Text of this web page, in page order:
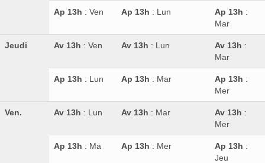
Ap 13h : Ven Ap 13h : Lun Ap 13h :
Mar
Jeudi Av 13h : Ven Av 13h : Lun Av 13h :
Mar
Ap 13h : Lun Ap 13h : Mar Ap 13h :
Mer
Ven. Av 13h : Lun Av 13h : Mar Av 13h :
Mer
Ap 13h : Ma Ap 13h : Mer Ap 13h :
Jeu